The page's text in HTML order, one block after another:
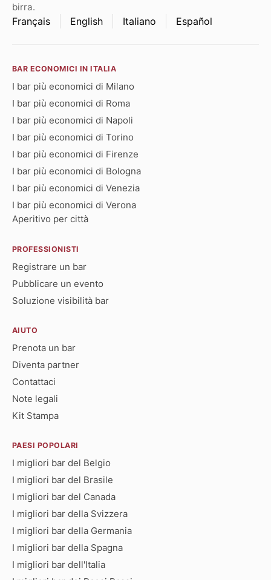
birra.
Français English Italiano Español
BAR ECONOMICI IN ITALIA
I bar più economici di Milano
I bar più economici di Roma
I bar più economici di Napoli
I bar più economici di Torino
I bar più economici di Firenze
I bar più economici di Bologna
I bar più economici di Venezia
I bar più economici di Verona
Aperitivo per città
PROFESSIONISTI
Registrare un bar
Pubblicare un evento
Soluzione visibilità bar
AIUTO
Prenota un bar
Diventa partner
Contattaci
Note legali
Kit Stampa
PAESI POPOLARI
I migliori bar del Belgio
I migliori bar del Brasile
I migliori bar del Canada
I migliori bar della Svizzera
I migliori bar della Germania
I migliori bar della Spagna
I migliori bar dell'Italia